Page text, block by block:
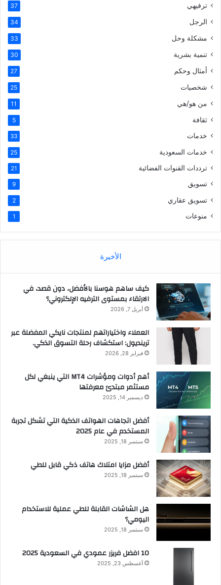
ترفيهي 37
الرجل 34
مشكلة وحل 33
تنمية بشرية 30
أمثال وحكم 27
شخصيات 25
من هو/هي 11
ثقافة 5
خدمات 33
خدمات السعودية 25
ترددات القنوات الفضائية 21
تسويق 9
تسويق عقاري 2
منوعات 1
الأخيرة
كيف ساهم هوسنا بالأفضل، دون قصد، في
الارتقاء بمستوى الترفيه الإلكتروني؟
أبريل 7, 2026
العملاء واختياراتهم لمنتجات نايكي المفضلة عبر
ترينديول: استكشاف رحلة التسوق الذكي.
فبراير 28, 2026
أهم أدوات ومؤشرات MT4 التي ينبغي لكل
مستثمر مبتدئ معرفتها
ديسمبر 14, 2025
أفضل اتجاهات الهواتف الذكية التي تشكل تجربة
المستخدم في عام 2025
سبتمبر 18, 2025
أفضل مزايا امتلاك هاتف ذكي قابل للطي
سبتمبر 18, 2025
هل الشاشات القابلة للطي عملية للاستخدام
اليومي؟
سبتمبر 18, 2025
10 افضل فريزر عمودي​ في السعودية​ 2025
أغسطس 23, 2025